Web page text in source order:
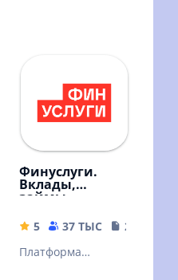
64.98 MB
Финуслуги.
Вклады,
займы,
кредиты
5 37 ТЫС
26.6 MB
Платформа